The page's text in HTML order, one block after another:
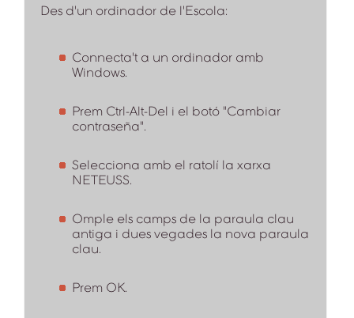
Des d'un ordinador de l'Escola:
Connecta't a un ordinador amb
Windows.
Prem Ctrl-Alt-Del i el botó "Cambiar
contraseña".
Selecciona amb el ratolí la xarxa
NETEUSS.
Omple els camps de la paraula clau
antiga i dues vegades la nova paraula
clau.
Prem OK.